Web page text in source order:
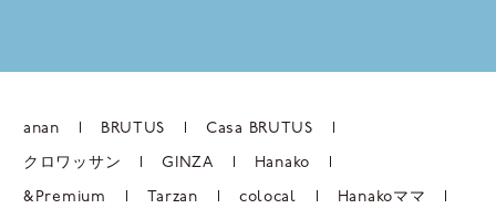
anan BRUTUS Casa BRUTUS
クロワッサン GINZA Hanako
&Premium Tarzan colocal Hanakoママ